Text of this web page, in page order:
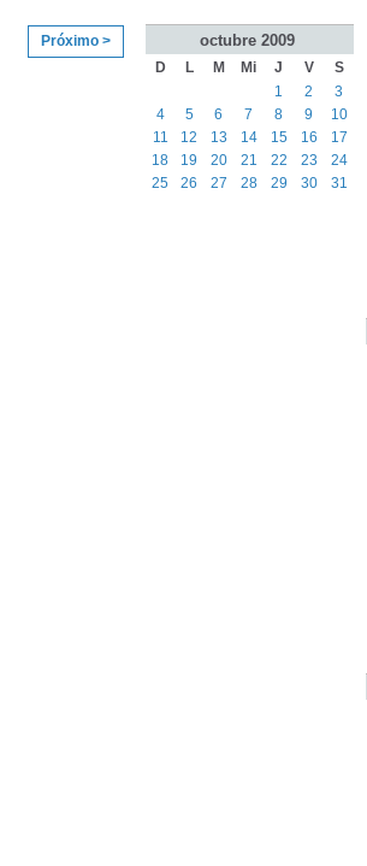
Próximo > octubre 2009
D L M Mi J V
S
1
2
3
4
5 6 7 8 9
10
11
12 13 14 15 16
17
18
19 20 21 22 23
24
25
26 27 28 29 30 31